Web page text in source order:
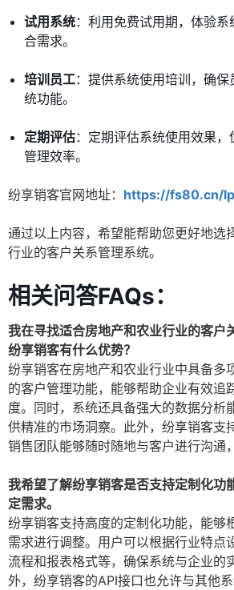
试用系统：利用免费试用期，体验
合需求。
培训员工：提供系统使用培训，确
统功能。
定期评估：定期评估系统使用效果
管理效率。
纷享销客官网地址： https://fs80.cn/
通过以上内容，希望能帮助您更好地选
行业的客户关系管理系统。
相关问答FAQs：
我在寻找适合房地产和农业行业的客户
纷享销客有什么优势？
纷享销客在房地产和农业行业中具备多
的客户管理功能，能够帮助企业有效追
度。同时，系统还具备强大的数据分析
供精准的市场洞察。此外，纷享销客支
销售团队能够随时随地与客户进行沟通
我希望了解纷享销客是否支持定制化功
定需求。
纷享销客支持高度的定制化功能，能够
需求进行调整。用户可以根据行业特点
流程和报表格式等，确保系统与企业的
外，纷享销客的API接口也允许与其他